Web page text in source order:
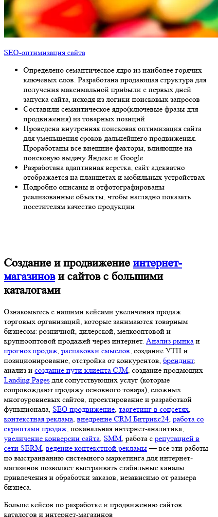
SEO-оптимизация сайта
ключевых слов. Разработана продающая структура для
получения максимальной прибыли с первых дней запуска
сайта, исходя из логики поисковых запросов
Составили семантическое ядро(ключевые фразы для
продвижения) из товарных позиций
Проведена внутренняя поисковая оптимизация сайта для
уменьшения сроков дальнейшего продвижения.
Проработаны все внешние факторы, влияющие на
поисковую выдачу Яндекс и Google
Разработана адаптивная верстка, сайт адекватно
отображается на планшетах и мобильных устройствах
Подробно описаны и отфотографированы реализованные
объекты, чтобы наглядно показать посетителям качество
продукции
каталогами
Ознакомьтесь с нашими кейсами увеличения продаж торговых
розничной, дилерской, мелкооптовой и крупнооптовой
продажей через интернет.Анализ рынка ипрогноз продаж
распаковки смыслов, создание УТП и позиционирование,
отстройка от конкурентов,брендинг, анализ исоздание пути
клиента CJM, создание продающихLanding Pagesдля
сопутствующих услуг (которые сопровождают продажу
основного товара), сложных многоуровневых сайтов,
проектирование и разработкой функционала,SEO продвижение
таргетинг в соцсетях,контекстная реклама,внедрение CRM
Битрикс24,работа со скриптами продаж, поканальная интернет-
аналитика,увеличение конверсии сайта,SMM, работа с
репутацией в сети SERM,ведение контекстной рекламы— все
эти работы по выстраиванию системного маркетинга для
интернет-магазинов позволяет выстраивать стабильные каналы
привлечения и обработки заказов, независимо от размера
бизнеса.
Больше кейсов по разработке и продвижению сайтов каталогов
и интернет-магазинов